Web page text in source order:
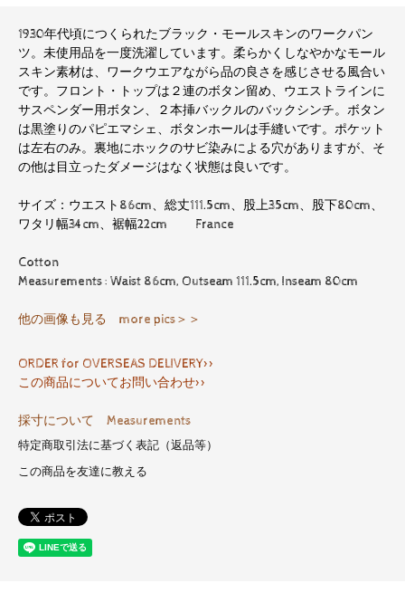
1930年代頃につくられたブラック・モールスキンのワークパン
ツ。未使用品を一度洗濯しています。柔らかくしなやかなモール
スキン素材は、ワークウエアながら品の良さを感じさせる風合い
です。フロント・トップは２連のボタン留め、ウエストラインに
サスペンダー用ボタン、２本挿バックルのバックシンチ。ボタン
は黒塗りのパピエマシェ、ボタンホールは手縫いです。ポケット
は左右のみ。裏地にホックのサビ染みによる穴がありますが、そ
の他は目立ったダメージはなく状態は良いです。
サイズ：ウエスト86cm、総丈111.5cm、股上35cm、股下80cm、
ワタリ幅34cm、裾幅22cm France
Cotton
Measurements : Waist 86cm, Outseam 111.5cm, Inseam 80cm
他の画像も見る more pics＞＞
ORDER for OVERSEAS DELIVERY>>
この商品についてお問い合わせ>>
採寸について Measurements
特定商取引法に基づく表記（返品等）
この商品を友達に教える